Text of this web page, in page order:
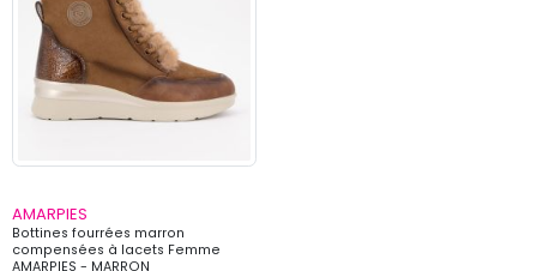
AMARPIES
Bottines fourrées marron
compensées à lacets Femme
AMARPIES - MARRON